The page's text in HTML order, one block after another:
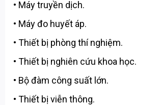
• Máy truyền dịch.
• Máy đo huyết áp.
• Thiết bị phòng thí nghiệm.
• Thiết bị nghiên cứu khoa học.
• Bộ đàm công suất lớn.
• Thiết bị viễn thông.